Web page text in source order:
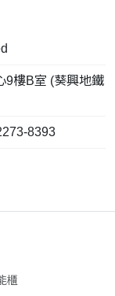
9樓B室 (葵興地鐵
8393
櫃